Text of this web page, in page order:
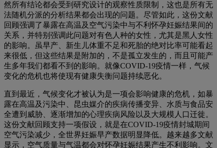
然所有结论都会受到研究设计的观察性质限制，这也是所有无
法随机分派的分析结果都会出现的问题。尽管如此，这份文献
回顾强调了暴露在高温及空气污染中与不利怀孕妊娠结果间的
关系，并特别强调此问题对有色人种的女性，尤其是黑人女性
的影响。虽早产、新生儿体重不足和死胎的绝对比率可能看起
来很低，但这些结果是附加的，不是孤立发生的，而且可能产
生多年我们都看不到的影响。就像COVID-19疫情一样，气候
变化的危机也将使现有健康失衡问题持续恶化。
直到最近，气候变化才被认为是一项会影响健康的危机，如暴
露在高温及污染中、昆虫媒介的疾病传播变异、水质与食品安
全遭到威胁、逐渐增加的心理疾病风险以及大规模人口迁徙。
这份文献回顾支持一项假设，就是在COVID-19疫情封城期间
空气污染减少，全世界妊娠早产数据明显降低。越来越多文献
显示，空气质量与气温都会对怀孕妊娠结果产生不利影响。文